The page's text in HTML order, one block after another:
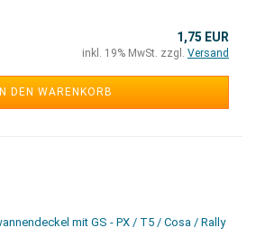
1,75 EUR
inkl. 19% MwSt. zzgl. Versand
IN DEN WARENKORB